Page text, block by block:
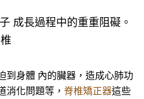
成長過程中的重重阻礙。
到身體 內的臟器，造成心肺功
消化問題等， 脊椎矯正器這些